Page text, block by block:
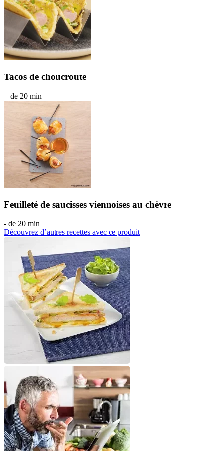
Tacos de choucroute
+ de 20 min
Feuilleté de saucisses viennoises au chèvre
- de 20 min
Découvrez d’autres recettes avec ce produit